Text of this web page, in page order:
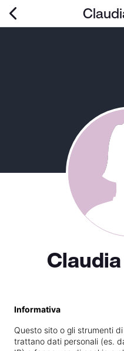
Specializzata in
Informativa
Questo sito o gli strumenti
trattano dati personali (es.